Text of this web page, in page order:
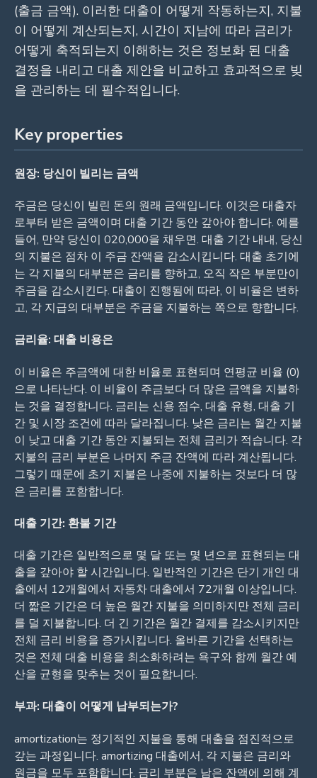
(출금 금액). 이러한 대출이 어떻게 작동하는지, 지불
이 어떻게 계산되는지, 시간이 지남에 따라 금리가
어떻게 축적되는지 이해하는 것은 정보화 된 대출
결정을 내리고 대출 제안을 비교하고 효과적으로 빚
을 관리하는 데 필수적입니다.
Key properties
원장: 당신이 빌리는 금액
주금은 당신이 빌린 돈의 원래 금액입니다. 이것은 대출자
로부터 받은 금액이며 대출 기간 동안 갚아야 합니다. 예를
들어, 만약 당신이 020,000을 채우면. 대출 기간 내내, 당신
의 지불은 점차 이 주금 잔액을 감소시킵니다. 대출 초기에
는 각 지불의 대부분은 금리를 향하고, 오직 작은 부분만이
주금을 감소시킨다. 대출이 진행됨에 따라, 이 비율은 변하
고, 각 지급의 대부분은 주금을 지불하는 쪽으로 향합니다.
금리율: 대출 비용은
이 비율은 주금액에 대한 비율로 표현되며 연평균 비율 (0)
으로 나타난다. 이 비율이 주금보다 더 많은 금액을 지불하
는 것을 결정합니다. 금리는 신용 점수, 대출 유형, 대출 기
간 및 시장 조건에 따라 달라집니다. 낮은 금리는 월간 지불
이 낮고 대출 기간 동안 지불되는 전체 금리가 적습니다. 각
지불의 금리 부분은 나머지 주금 잔액에 따라 계산됩니다.
그렇기 때문에 초기 지불은 나중에 지불하는 것보다 더 많
은 금리를 포함합니다.
대출 기간: 환불 기간
대출 기간은 일반적으로 몇 달 또는 몇 년으로 표현되는 대
출을 갚아야 할 시간입니다. 일반적인 기간은 단기 개인 대
출에서 12개월에서 자동차 대출에서 72개월 이상입니다.
더 짧은 기간은 더 높은 월간 지불을 의미하지만 전체 금리
를 덜 지불합니다. 더 긴 기간은 월간 결제를 감소시키지만
전체 금리 비용을 증가시킵니다. 올바른 기간을 선택하는
것은 전체 대출 비용을 최소화하려는 욕구와 함께 월간 예
산을 균형을 맞추는 것이 필요합니다.
부과: 대출이 어떻게 납부되는가?
amortization는 정기적인 지불을 통해 대출을 점진적으로
갚는 과정입니다. amortizing 대출에서, 각 지불은 금리와
원금을 모두 포함합니다. 금리 부분은 남은 잔액에 의해 계